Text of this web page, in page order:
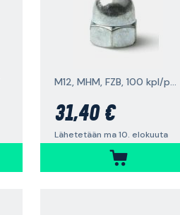
M12, MHM, FZB, 100 kpl/pakkaus
31,40 €
Lähetetään ma 10. elokuuta